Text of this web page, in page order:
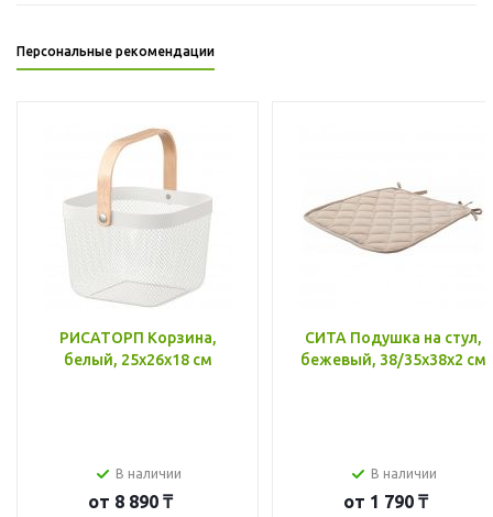
Персональные рекомендации
РИСАТОРП Корзина,
белый, 25x26x18 см
В наличии
от 8 890 ₸
СИТА Подушка на стул,
бежевый, 38/35x38x2 см
В наличии
от 1 790 ₸